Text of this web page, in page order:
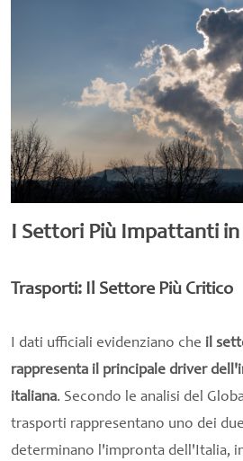
I Settori Più Impattanti
Trasporti: Il Settore Più Critico
I dati ufficiali evidenziano che il
rappresenta il principale driver
italiana. Secondo le analisi del
trasporti rappresentano uno dei
determinano l'impronta dell'Italia,